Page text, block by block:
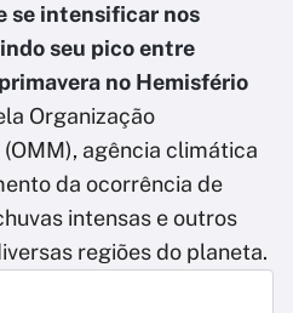
se intensificar nos
seu pico entre
no Hemisfério
Organização
agência climática
da ocorrência de
intensas e outros
regiões do planeta.